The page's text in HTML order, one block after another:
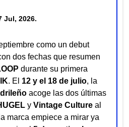
Jul, 2026.
como un debut
dos fechas que resumen
durante su primera
. El 12 y el 18 de julio, la
acoge las dos últimas
y Vintage Culture al
marca empiece a mirar ya